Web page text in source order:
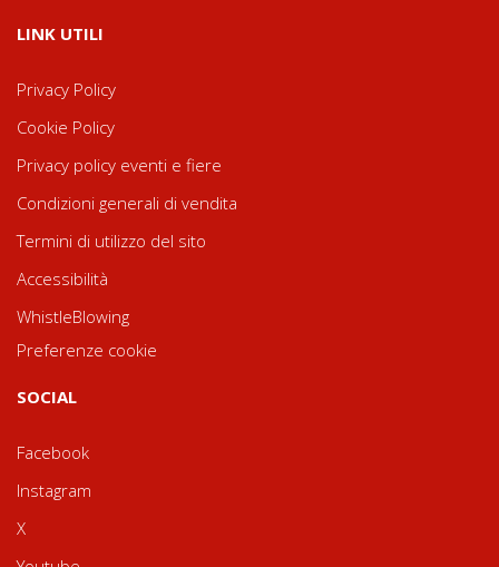
LINK UTILI
Privacy Policy
Cookie Policy
Privacy policy eventi e fiere
Condizioni generali di vendita
Termini di utilizzo del sito
Accessibilità
WhistleBlowing
Preferenze cookie
SOCIAL
Facebook
Instagram
X